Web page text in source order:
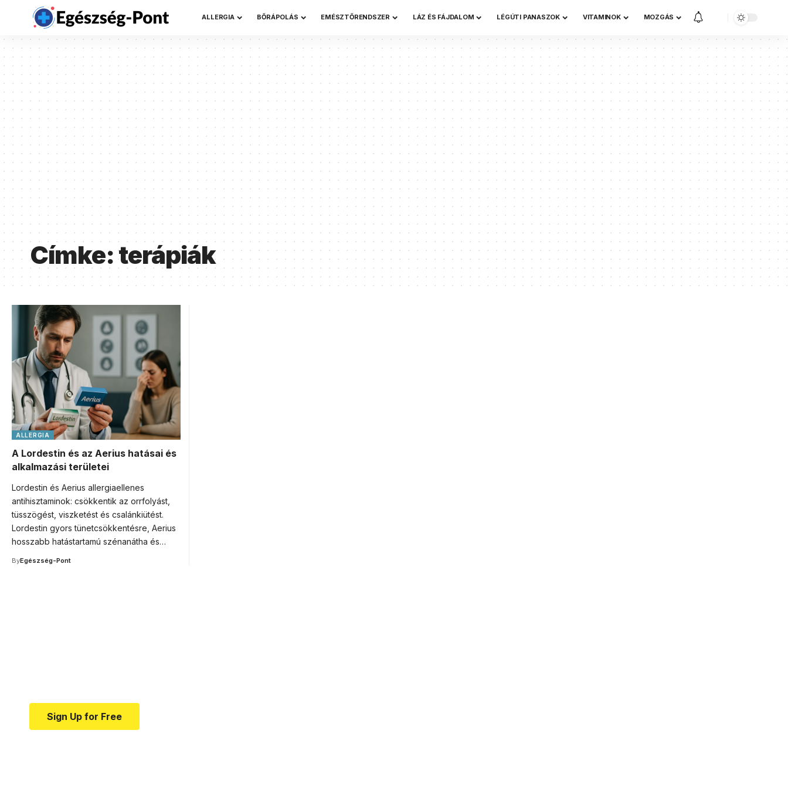
ALLERGIA BŐRÁPOLÁS EMÉSZTŐRENDSZER LÁZ ÉS FÁJDALOM LÉGÚTI PANASZOK VITAMINOK MOZGÁS
Címke:terápiák
ALLERGIA
A Lordestin és az Aerius hatásai és
alkalmazási területei
Lordestin és Aerius allergiaellenes
antihisztaminok: csökkentik az orrfolyást,
tüsszögést, viszketést és csalánkiütést.
Lordestin gyors tünetcsökkentésre, Aerius
hosszabb hatástartamú szénanátha és…
ByEgészség-Pont
Sign Up for Free